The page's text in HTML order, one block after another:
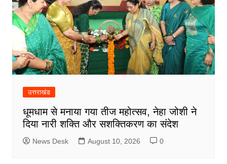
उत्तराखंड
धूमधाम से मनाया गया तीज महोत्सव, नेहा जोशी ने
दिया नारी शक्ति और सशक्तिकरण का संदेश
News Desk August 10, 2026 0